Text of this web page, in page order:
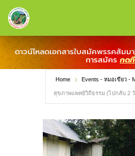
ดาวน์โหลดเอกสารใบสมัคพรรคสัมม
การสมัครกด
Home Events - หมอเขียว -
สุขภาพแพทย์วิถีธรรม (ไปกลับ 2